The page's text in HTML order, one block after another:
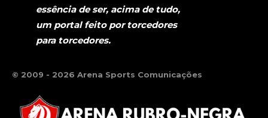
essência de ser, acima de tudo,
um portal feito por torcedores
para torcedores.
© 2009 - 2026 Arena Sports Comunicações